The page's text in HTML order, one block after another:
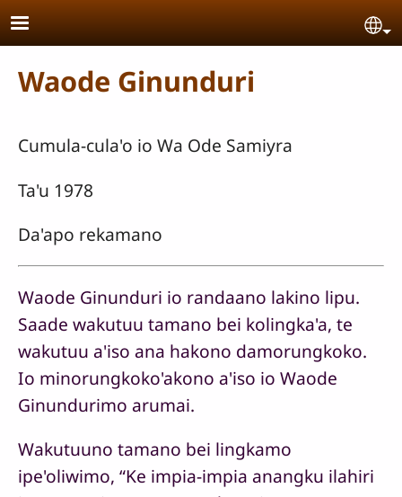
Skip to main content
Waode Ginunduri
Cumula-cula'o io Wa Ode Samiyra
Ta'u 1978
Da'apo rekamano
Waode Ginunduri io randaano lakino lipu.
Saade wakutuu tamano bei kolingka'a, te
wakutuu a'iso ana hakono damorungkoko.
Io minorungkoko'akono a'iso io Waode
Ginundurimo arumai.
Wakutuuno tamano bei lingkamo
ipe'oliwimo, “Ke impia-impia anangku ilahiri